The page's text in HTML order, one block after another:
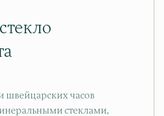
швейцарских часов
стеклами,